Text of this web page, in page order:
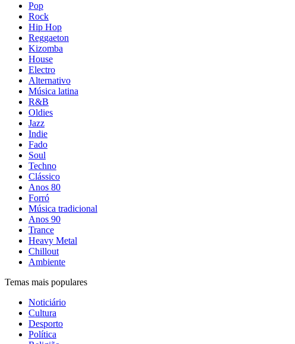
Pop
Rock
Hip Hop
Reggaeton
Kizomba
House
Electro
Alternativo
Música latina
R&B
Oldies
Jazz
Indie
Fado
Soul
Techno
Clássico
Anos 80
Forró
Música tradicional
Anos 90
Trance
Heavy Metal
Chillout
Ambiente
Temas mais populares
Noticiário
Cultura
Desporto
Política